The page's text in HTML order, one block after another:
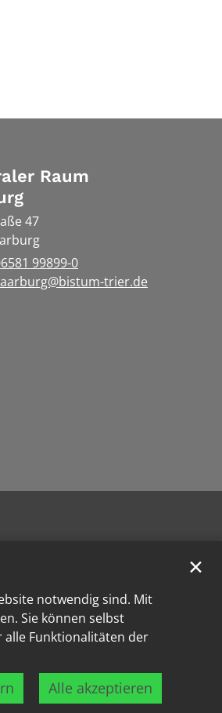
notwendig sind. Mit
Sie können selbst
alle Funktionalitäten der
Alle akzeptieren
✕
Raum
47
99899-0
trier.de